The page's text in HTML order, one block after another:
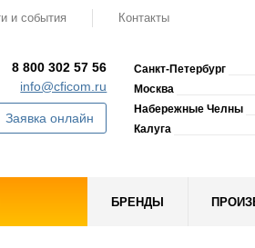
и события Контакты
8 800 302 57 56
info@cficom.ru
Заявка онлайн
Санкт-Петербург
Москва
Набережные Челны
Калуга
БРЕНДЫ